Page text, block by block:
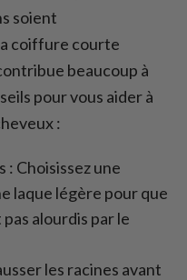
soient
coiffure courte
beaucoup à
pour vous aider à
:
: Choisissez une
laque légère pour que
alourdis par le
les racines avant